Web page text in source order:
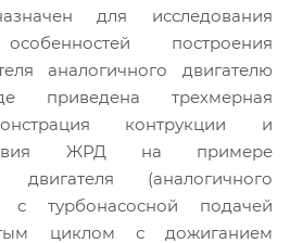
для исследования
построения
аналогичного двигателю
приведена трехмерная
контрукции и
ЖРД на примере
двигателя (аналогичного
с турбонасосной подачей
циклом с дожиганием